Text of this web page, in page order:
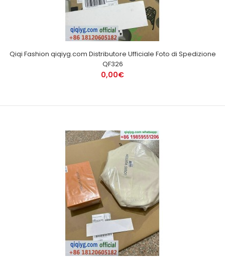
Qiqi Fashion qiqiyg.com Distributore Ufficiale Foto di Spedizione
QF326
0,00€